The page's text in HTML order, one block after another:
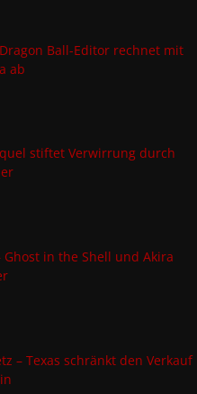
Dragon Ball-Editor rechnet mit
ab
stiftet Verwirrung durch
Ghost in the Shell und Akira
– Texas schränkt den Verkauf